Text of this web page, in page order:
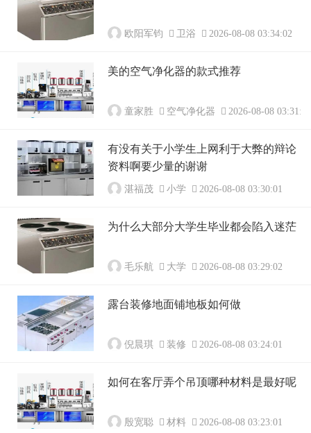
欧阳军钧 卫浴 2026-08-08 03:34:02
美的空气净化器的款式推荐
童家胜 空气净化器 2026-08-08 03:31:01
有没有关于小学生上网利于大弊的辩论
资料啊要少量的谢谢
湛福茂 小学 2026-08-08 03:30:01
为什么大部分大学生毕业都会陷入迷茫
毛乐航 大学 2026-08-08 03:29:02
露台装修地面铺地板如何做
倪晨琪 装修 2026-08-08 03:24:01
如何在客厅弄个吊顶哪种材料是最好呢
殷宽聪 材料 2026-08-08 03:23:01